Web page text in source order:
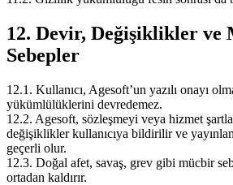
12. Devir, Değişiklikler ve
Sebepler
12.1. Kullanıcı, Agesoft’un yazılı onayı
yükümlülüklerini devredemez.
12.2. Agesoft, sözleşmeyi veya hizmet
değişiklikler kullanıcıya bildirilir ve
geçerli olur.
12.3. Doğal afet, savaş, grev gibi mücbir
ortadan kaldırır.